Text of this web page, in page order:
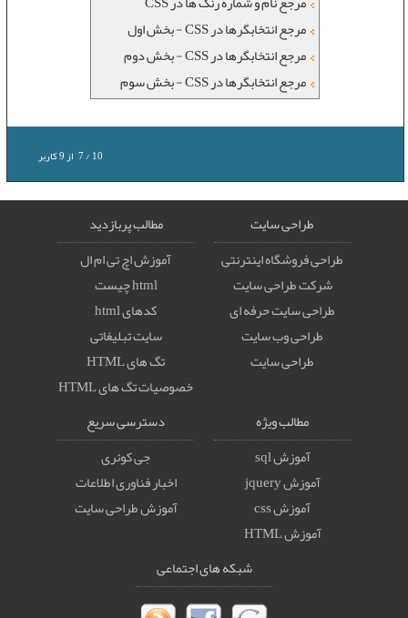
مرجع انتخابگرها در CSS - بخش اول
مرجع انتخابگرها در CSS - بخش دوم
مرجع انتخابگرها در CSS - بخش سوم
7/10 از9کاربر
طراحی سایت
طراحی فروشگاه اینترنتی
شرکت طراحی سایت
طراحی سایت حرفه ای
طراحی وب سایت
طراحی سایت
مطالب پربازدید
آموزش اچ تی ام ال
html چیست
کدهای html
سایت تبلیغاتی
تگ های HTML
خصوصيات تگ های HTML
مطالب ویژه
آموزش sql
آموزش jquery
آموزش css
آموزش HTML
دسترسی سریع
جی کوئری
اخبار فناوری اطلاعات
آموزش طراحی سایت
شبکه های اجتماعی